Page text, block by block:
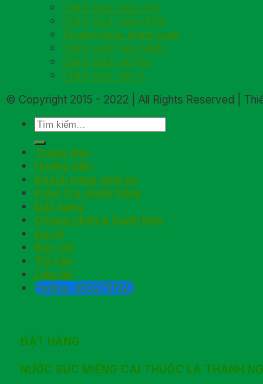
Chính sách bảo mật
Chính sách giao nhận
Phương thức thanh toán
Chính sách bảo hành
Chính sách đổi trả
Chính sách đại lý
© Copyright 2015 - 2022 | All Rights Reserved |
Trang chủ
Hướng dẫn
Khách hàng chia sẻ
Kiểm tra chính hãng
Đặt hàng
Chứng nhận & Danh hiệu
Đại lý
Báo chí
Tin tức
Liên hệ
Hotline: 0902791922
ĐẶT HÀNG
NƯỚC SÚC MIỆNG CAI THUỐC LÁ THANH